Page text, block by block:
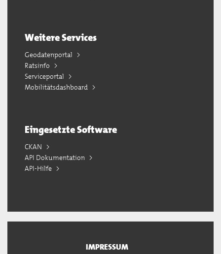
Weitere Services
Geodatenportal
Ratsinfo
Serviceportal
Mobilitätsdashboard
Eingesetzte Software
CKAN
API Dokumentation
API-Hilfe
IMPRESSUM